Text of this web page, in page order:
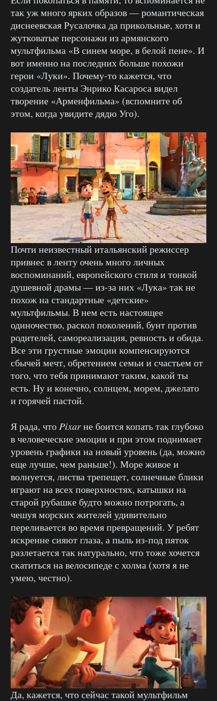
так уж много ярких образов — романтическая
диснеевская Русалочка да прикольные, хотя и
жутковатые персонажи из армянского
мультфильма «В синем море, в белой пене». И
вот именно на последних больше похожи
герои «Луки». Почему-то кажется, что
создатель ленты Энрико Касароса видел
творение «Арменфильма» (вспомните об
этом, когда увидите дядю Уго).
Почти неизвестный итальянский режиссер
привнес в ленту очень много личных
воспоминаний, европейского стиля и тонкой
душевной драмы — из-за них «Лука» так не
похож на стандартные «детские»
мультфильмы. В нем есть настоящее
одиночество, раскол поколений, бунт против
родителей, самореализация, ревность и обида.
Все эти грустные эмоции компенсируются
сбычей мечт, обретением семьи и счастьем от
того, что тебя принимают таким, какой ты
есть. Ну и конечно, солнцем, морем, джелато
и горячей пастой.
Я рада, что Pixarне боится копать так глубоко
в человеческие эмоции и при этом поднимает
уровень графики на новый уровень (да, можно
еще лучше, чем раньше!). Море живое и
волнуется, листва трепещет, солнечные блики
играют на всех поверхностях, катышки на
старой рубашке будто можно потрогать, а
чешуя морских жителей удивительно
переливается во время превращений. У ребят
искренне сияют глаза, а пыль из-под пяток
разлетается так натурально, что тоже хочется
скатиться на велосипеде с холма (хотя я не
умею, честно).
Да, кажется, что сейчас такой мультфильм